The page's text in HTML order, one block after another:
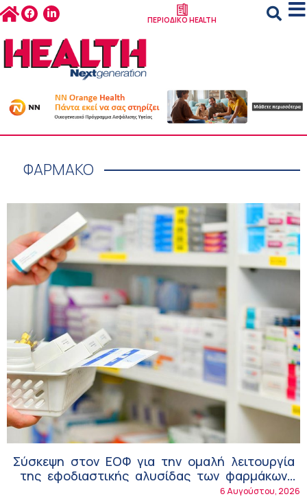
ΠΕΡΙΟΔΙΚΟ HEALTH
ΦΑΡΜΑΚΟ
Σύσκεψη στον ΕΟΦ για την ομαλή λειτουργία
της εφοδιαστικής αλυσίδας των φαρμάκων
στη διάρκεια του καλοκαιριού6 Αυγούστου, 2026